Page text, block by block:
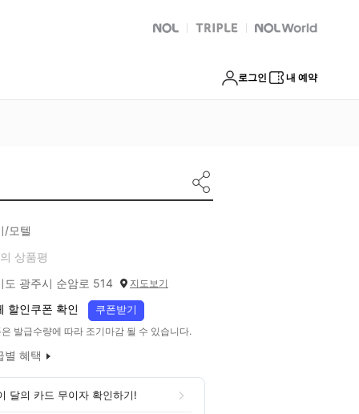
NOL 트리플 Global Interpark
로그인 내 예약
/모텔
의 상품평
도 광주시 순암로 514
지도보기
할인쿠폰 확인 쿠폰받기
발급수량에 따라 조기마감 될 수 있습니다.
별 혜택
달의 카드 무이자 확인하기!